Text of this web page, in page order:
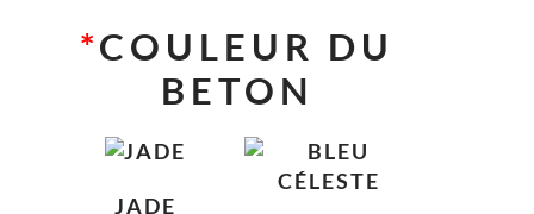
*COULEUR DU
BETON
JADE